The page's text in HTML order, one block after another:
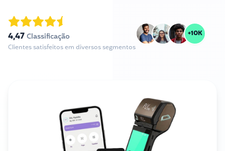
4,47Classificação
Clientes satisfeitos em diversos segmentos
+10K